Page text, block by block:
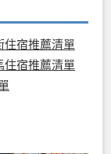
住宿推薦清單
住宿推薦清單